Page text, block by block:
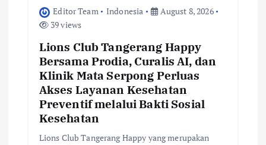
Editor Team Indonesia
August 8, 2026
39 views
Lions Club Tangerang Happy
Bersama Prodia, Curalis AI, dan
Klinik Mata Serpong Perluas
Akses Layanan Kesehatan
Preventif melalui Bakti Sosial
Kesehatan
Lions Club Tangerang Happy yang merupakan